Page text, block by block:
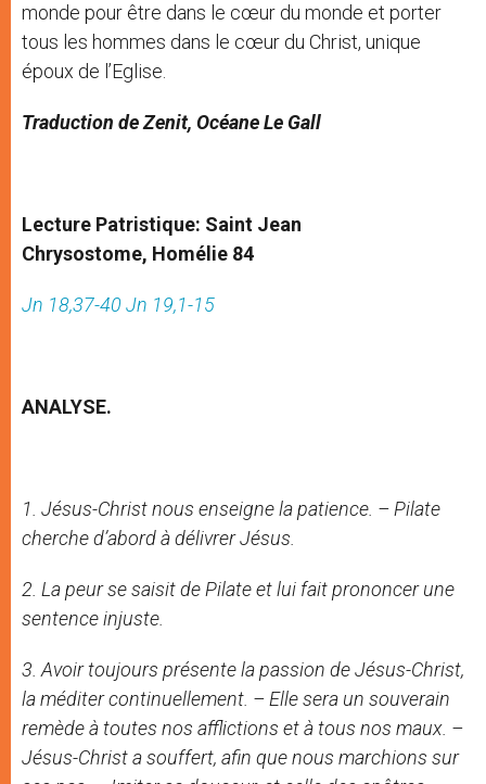
monde pour être dans le cœur du monde et porter
tous les hommes dans le cœur du Christ, unique
époux de l’Eglise.
Traduction de Zenit, Océane Le Gall
Lecture Patristique: Saint Jean
Chrysostome, Homélie 84
Jn 18,37-40Jn 19,1-15
ANALYSE.
1. Jésus-Christ nous enseigne la patience. – Pilate
cherche d’abord à délivrer Jésus.
2. La peur se saisit de Pilate et lui fait prononcer une
sentence injuste.
3. Avoir toujours présente la passion de Jésus-Christ,
la méditer continuellement. – Elle sera un souverain
remède à toutes nos afflictions et à tous nos maux. –
Jésus-Christ a souffert, afin que nous marchions sur